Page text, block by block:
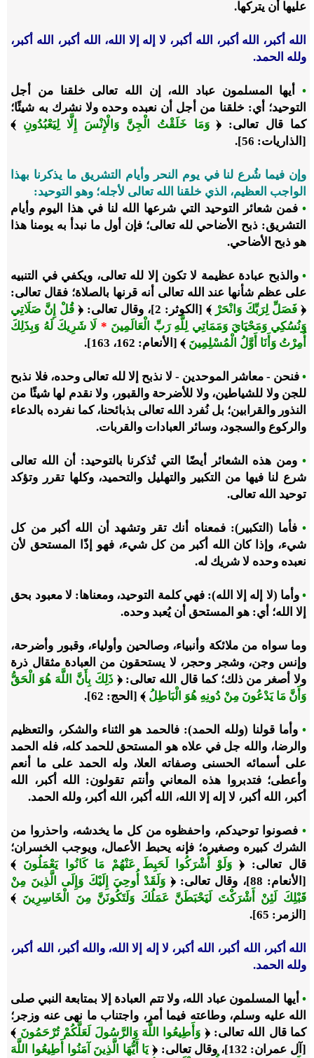
عليها أن يتركها.
الله أكبر، الله أكبر، الله أكبر، لا إله إلا الله، الله أكبر، الله أكبر،
ولله الحمد.
• أيها المسلمون عباد الله، إن الله تعالى خلقنا من أجل
التوحيد؛ أي: خلقنا من أجل أن نعبده وحده ولا نشرك به شيئًا؛
كما قال تعالى: ﴿وَمَا خَلَقْتُ الْجِنَّ وَالْإِنْسَ إِلَّا لِيَعْبُدُونِ ﴾
[الذاريات: 56].
وإن فيما شُرع لنا في يوم النحر وأيام التشريق ما يذكرنا بهذا
الواجب العظيم، الذي خلقنا الله تعالى لأجله؛ وهو التوحيد:
• فمن شعائر التوحيد التي شرعها الله لنا في هذا اليوم وأيام
التشريق: ذبح الأضاحي لله تعالى؛ فإن أول ما نبدأ به يومنا هذا
هو ذبح الأضاحي.
• والذبح عبادة عظيمة لا تكون إلا لله تعالى، ويكفي في التنبيه
على عظم شأنها عند الله تعالى أنه قرنها بالصلاة؛ فقال تعالى:
﴿ فَصَلِّ لِرَبِّكَ وَانْحَرْ ﴾ [الكوثر: 2]، وقال تعالى: ﴿
قُلْ إِنَّ صَلَاتِي
وَنُسُكِي وَمَحْيَايَ وَمَمَاتِي لِلَّهِ رَبِّ الْعَالَمِينَ * لَا شَرِيكَ لَهُ وَبِذَلِكَ
أُمِرْتُ وَأَنَا أَوَّلُ الْمُسْلِمِينَ ﴾ [الأنعام: 162، 163].
• فنحن - معاشر الموحدين - لا نذبح إلا لله تعالى وحده، فلا نذبح
للجن ولا للشياطين، ولا للأضرحة والقبور، ولا نقدم لها شيئًا من
النذور والقرابين؛ بل نُفرد الله تعالى بذبائحنا، كما نفرده بالدعاء
والركوع والسجود، وسائر العبادات والقربات.
• ومن هذه الشعائر أيضًا التي تُذكرنا بالتوحيد: أن الله تعالى
شرع لنا فيها من التكبير والتهليل والتحميد، وكلها تقرر وتؤكد
توحيد الله تعالى.
• فأما (التكبير): فمعناه أنك تقر وتشهد أن الله أكبر من كل
شيء، وإذا كان الله أكبر من كل شيء، فهو إذًا المستحق لأن
نعبده وحده لا شريك له.
• وأما (لا إله إلا الله): فهي كلمة التوحيد، ومعناها: لا معبود بحق
إلا الله؛ أي: هو المستحق أن يُعبد وحده.
وما سواه من ملائكة وأنبياء، وصالحين وأولياء، وقبور وأضرحة،
وإنس وجن، وشجر وحجر، لا يستحقون من العبادة مثقال ذرة
ولا أصغر من ذلك؛ كما قال الله تعالى: ﴿ذَلِكَ بِأَنَّ اللَّهَ هُوَ الْحَقُّ
وَأَنَّ مَا يَدْعُونَ مِنْ دُونِهِ هُوَ الْبَاطِلُ ﴾ [الحج: 62].
• وأما قولنا (ولله الحمد): فالحمد هو الثناء والشكر، والتعظيم
والرضا، والله جل في علاه هو المستحق للحمد كله، فله الحمد
على أسمائه الحسنى وصفاته العلا، وله الحمد على ما أنعم
وأعطى؛ فتدبروا هذه المعاني وأنتم تقولون: الله أكبر، الله
أكبر، الله أكبر، لا إله إلا الله، الله أكبر، الله أكبر، ولله الحمد.
• فصونوا توحيدكم، واحفظوه من كل ما يخدشه، واحذروا من
الشرك كبيره وصغيره؛ فإنه يحبط الأعمال، ويوجب الخسران؛
قال تعالى: ﴿ وَلَوْ أَشْرَكُوا لَحَبِطَ عَنْهُمْ مَا كَانُوا يَعْمَلُونَ ﴾
[الأنعام: 88]، وقال تعالى: ﴿
وَلَقَدْ أُوحِيَ إِلَيْكَ وَإِلَى الَّذِينَ مِنْ
قَبْلِكَ لَئِنْ أَشْرَكْتَ لَيَحْبَطَنَّ عَمَلُكَ وَلَتَكُونَنَّ مِنَ الْخَاسِرِينَ ﴾
[الزمر: 65].
الله أكبر، الله أكبر، الله أكبر، لا إله إلا الله، والله أكبر، الله أكبر،
ولله الحمد.
• أيها المسلمون عباد الله، ولا تتم العبادة إلا بمتابعة النبي صلى
الله عليه وسلم، وطاعته فيما أمر، واجتناب ما نهى عنه وزجر؛
كما قال الله تعالى: ﴿ وَأَطِيعُوا اللَّهَ وَالرَّسُولَ لَعَلَّكُمْ تُرْحَمُونَ ﴾
[آل عمران: 132]، وقال تعالى: ﴿
يَا أَيُّهَا الَّذِينَ آمَنُوا أَطِيعُوا اللَّهَ